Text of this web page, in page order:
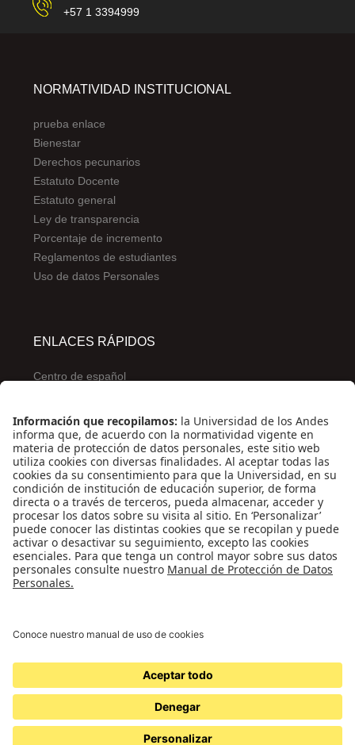
+57 1 3394999
NORMATIVIDAD INSTITUCIONAL
prueba enlace
Bienestar
Derechos pecunarios
Estatuto Docente
Estatuto general
Ley de transparencia
Porcentaje de incremento
Reglamentos de estudiantes
Uso de datos Personales
ENLACES RÁPIDOS
Centro de español
Convivencia y transparencia
Emergencias: Extensión 0000
Eventos destacados
Mapa del Sitio
Multimedia
Noticias
Preguntas frecuentes
Reconocimiento como Universidad: Decreto 1297 del 30 de mayo de 1964.
Reconocimiento personería jurídica: Resolución 28 del 23 de febrero de 1949